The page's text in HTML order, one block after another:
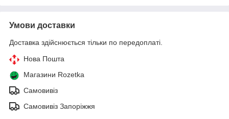
Умови доставки
Доставка здійснюється тільки по передоплаті.
Нова Пошта
Магазини Rozetka
Самовивіз
Самовивіз Запоріжжя